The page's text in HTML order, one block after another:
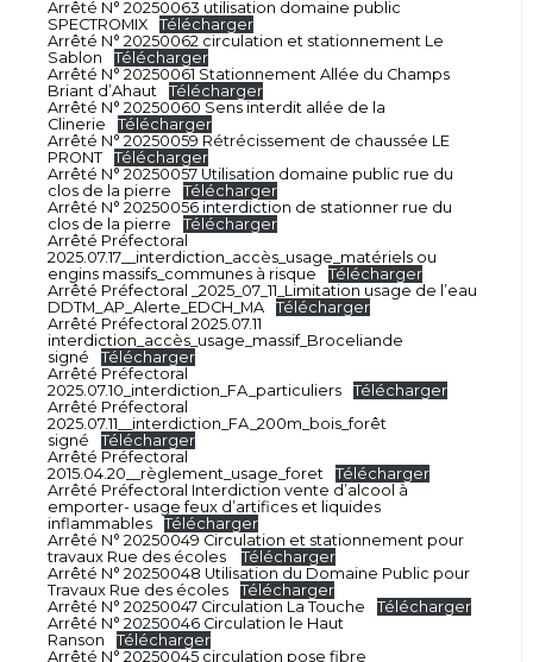
Arrêté N° 20250063 utilisation domaine public
SPECTROMIX
Télécharger
Arrêté N° 20250062 circulation et stationnement Le
Sablon
Télécharger
Arrêté N° 20250061 Stationnement Allée du Champs
Briant d’Ahaut
Télécharger
Arrêté N° 20250060 Sens interdit allée de la
Clinerie
Télécharger
Arrêté N° 20250059 Rétrécissement de chaussée LE
PRONT
Télécharger
Arrêté N° 20250057 Utilisation domaine public rue du
clos de la pierre
Télécharger
Arrêté N° 20250056 interdiction de stationner rue du
clos de la pierre
Télécharger
Arrêté Préfectoral
2025.07.17__interdiction_accès_usage_matériels ou
engins massifs_communes à risque
Télécharger
Arrêté Préfectoral _2025_07_11_Limitation usage de l’eau
DDTM_AP_Alerte_EDCH_MA
Télécharger
Arrêté Préfectoral 2025.07.11
interdiction_accès_usage_massif_Broceliande
signé
Télécharger
Arrêté Préfectoral
2025.07.10_interdiction_FA_particuliers
Télécharger
Arrêté Préfectoral
2025.07.11__interdiction_FA_200m_bois_forêt
signé
Télécharger
Arrêté Préfectoral
2015.04.20__règlement_usage_foret
Télécharger
Arrêté Préfectoral Interdiction vente d’alcool à
emporter- usage feux d’artifices et liquides
inflammables
Télécharger
Arrêté N° 20250049 Circulation et stationnement pour
travaux Rue des écoles
Télécharger
Arrêté N° 20250048 Utilisation du Domaine Public pour
Travaux Rue des écoles
Télécharger
Arrêté N° 20250047 Circulation La Touche
Télécharger
Arrêté N° 20250046 Circulation le Haut
Ranson
Télécharger
Arrêté N° 20250045 circulation pose fibre